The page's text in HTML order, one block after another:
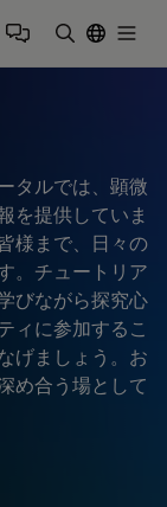
タルでは、顕微
を提供していま
様まで、日々の
。チュートリア
びながら探究心
ィに参加するこ
げましょう。お
め合う場として